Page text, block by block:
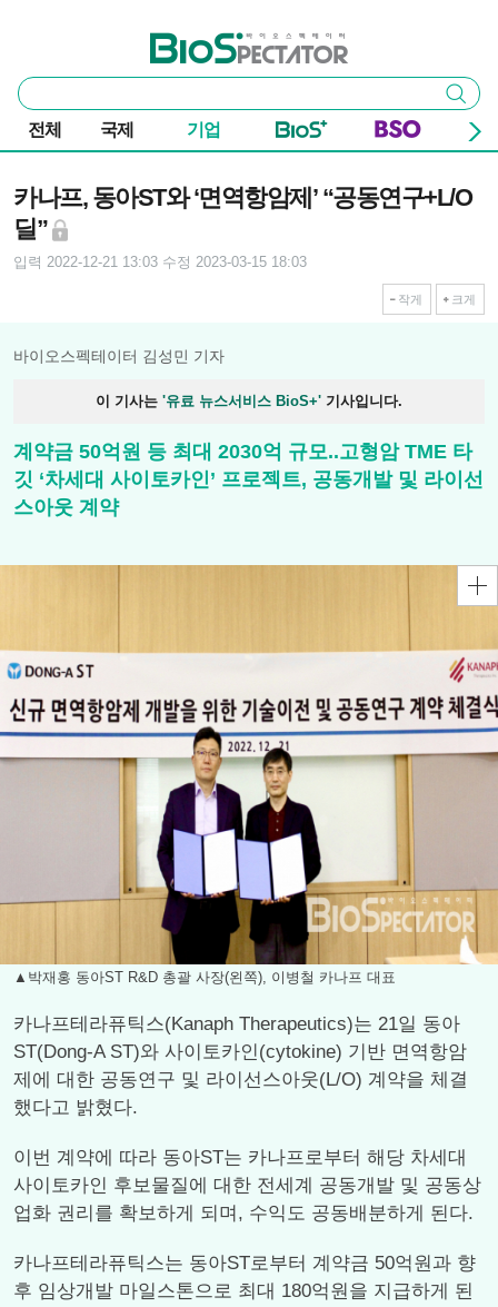
바이오스펙테이터
통
합
검
색
검색
전체 국제 기업
카나프, 동아ST와 ‘면역항암제’ “공동연구+L/O
딜”
입력 2022-12-21 13:03 수정 2023-03-15 18:03
작게 크게
바이오스펙테이터 김성민 기자
이 기사는 '유료 뉴스서비스 BioS+' 기사입니다.
계약금 50억원 등 최대 2030억 규모..고형암 TME 타
깃 ‘차세대 사이토카인’ 프로젝트, 공동개발 및 라이선
스아웃 계약
▲박재홍 동아ST R&D 총괄 사장(왼쪽), 이병철 카나프 대표
카나프테라퓨틱스(Kanaph Therapeutics)는 21일 동아
ST(Dong-A ST)와 사이토카인(cytokine) 기반 면역항암
제에 대한 공동연구 및 라이선스아웃(L/O) 계약을 체결
했다고 밝혔다.
이번 계약에 따라 동아ST는 카나프로부터 해당 차세대
사이토카인 후보물질에 대한 전세계 공동개발 및 공동상
업화 권리를 확보하게 되며, 수익도 공동배분하게 된다.
카나프테라퓨틱스는 동아ST로부터 계약금 50억원과 향
후 임상개발 마일스톤으로 최대 180억원을 지급하게 된